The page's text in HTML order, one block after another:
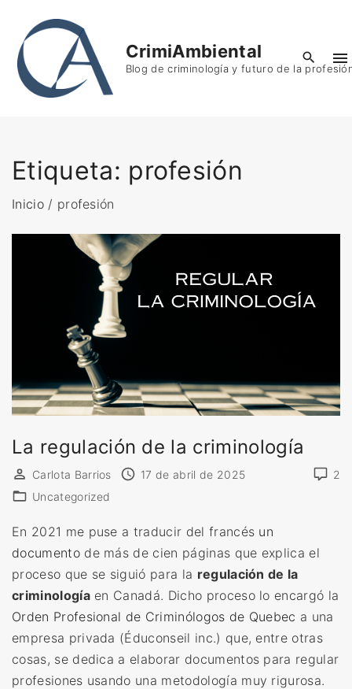
CrimiAmbiental
Blog de criminología y futuro de la
Etiqueta: profesión
Inicio/ profesión
La regulación de la criminología
2
Carlota Barrios
17 de abril de 2025
Uncategorized
En 2021 me puse a traducir del francés un
documentode más de cien páginas que explica el
proceso que se siguió para la regulación de la
criminologíaen Canadá. Dicho proceso lo encargó la
Orden Profesional de Criminólogos de Quebec a una
empresa privada (Éduconseil inc.) que, entre otras
cosas, se dedica a elaborar documentos para regular
profesiones usando una metodología muy rigurosa.